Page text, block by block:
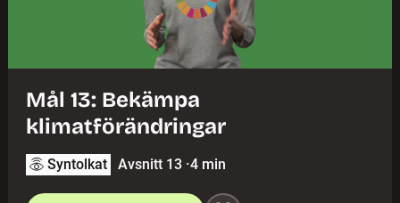
Mål 13: Bekämpa
klimatförändringar
Syntolkat Avsnitt 13 ·4 min